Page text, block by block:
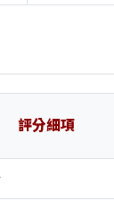
評分細項